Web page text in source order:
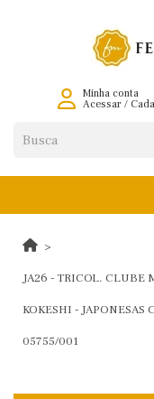
Minha conta
Acessar/
JA26 - TRICOL. CLUBE
KOKESHI - JAPONESAS
05755/001